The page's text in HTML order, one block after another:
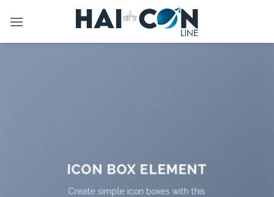
atla
ICON BOX ELEMENT
Create simple icon boxes with this